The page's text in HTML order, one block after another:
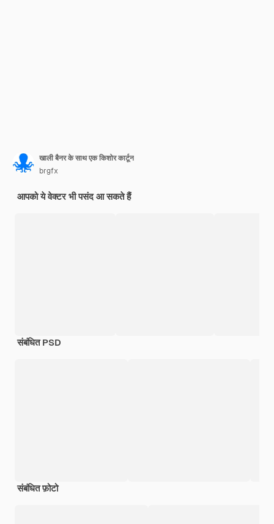
खाली बैनर के साथ एक किशोर कार्टून
brgfx
आपको ये वेक्टर भी पसंद आ सकते हैं
संबंधित PSD
संबंधित फ़ोटो